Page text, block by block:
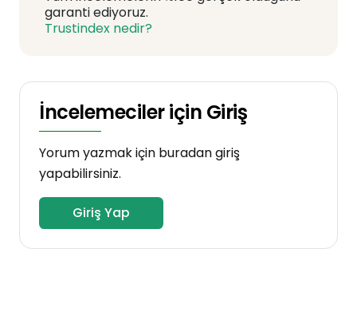
garanti ediyoruz.
Trustindex nedir?
İncelemeciler için Giriş
Yorum yazmak için buradan giriş
yapabilirsiniz.
Giriş Yap